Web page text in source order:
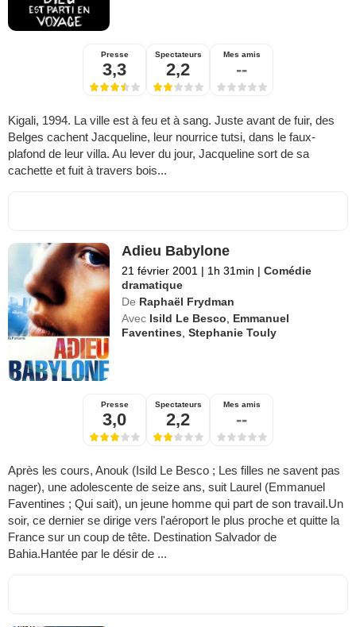
Presse
3,3
Spectateurs
2,2
Mes amis
--
Kigali, 1994. La ville est à feu et à sang. Juste avant de fuir, des
Belges cachent Jacqueline, leur nourrice tutsi, dans le faux-
plafond de leur villa. Au lever du jour, Jacqueline sort de sa
cachette et fuit à travers bois...
Adieu Babylone
21 février 2001 | 1h 31min | Comédie
dramatique
De Raphaël Frydman
Avec Isild Le Besco
Emmanuel
Faventines ,Stephanie Touly
Presse
3,0
Spectateurs
2,2
Mes amis
--
Après les cours, Anouk (Isild Le Besco ; Les filles ne savent pas
nager), une adolescente de seize ans, suit Laurel (Emmanuel
Faventines ; Qui sait), un jeune homme qui part de son travail.Un
soir, ce dernier se dirige vers l'aéroport le plus proche et quitte la
France sur un coup de tête. Destination Salvador de
Bahia.Hantée par le désir de ...